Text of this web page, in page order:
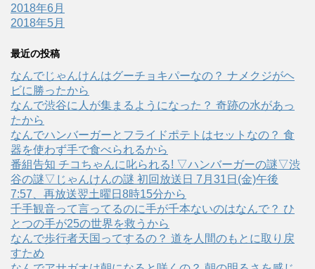
2018年6月
2018年5月
最近の投稿
なんでじゃんけんはグーチョキパーなの？ ナメクジがヘ
ビに勝ったから
なんで渋谷に人が集まるようになった？ 奇跡の水があっ
たから
なんでハンバーガーとフライドポテトはセットなの？ 食
器を使わず手で食べられるから
番組告知 チコちゃんに叱られる! ▽ハンバーガーの謎▽渋
谷の謎▽じゃんけんの謎 初回放送日 7月31日(金)午後
7:57、再放送翌土曜日8時15分から
千手観音って言ってるのに手が千本ないのはなんで？ ひ
とつの手が25の世界を救うから
なんで歩行者天国ってするの？ 道を人間のもとに取り戻
すため